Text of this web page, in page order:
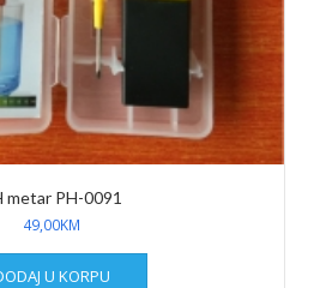
metar PH-0091
49,00KM
U KORPU